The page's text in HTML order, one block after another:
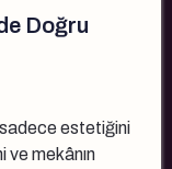
Doğru
estetiğini
ve mekânın